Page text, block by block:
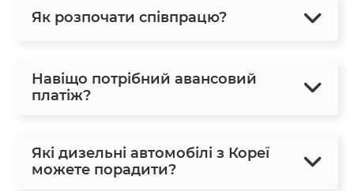
Як розпочати співпрацю?
Навіщо потрібний авансовий
платіж?
Які дизельні автомобілі з Кореї
можете порадити?